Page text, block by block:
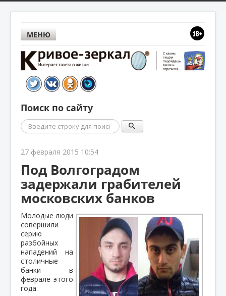
МЕНЮ
Поиск по сайту
Поиск
27 февраля 2015 10:54
Под Волгоградом
задержали грабителей
московских банков
Молодые люди
совершили
серию
разбойных
нападений на
столичные
банки в
феврале этого
года.